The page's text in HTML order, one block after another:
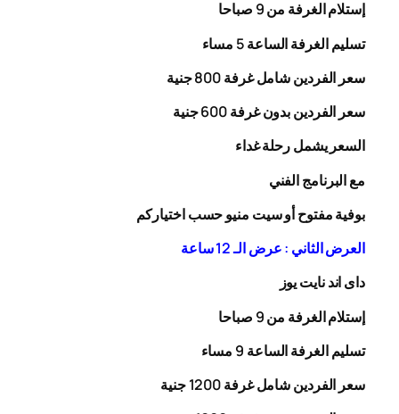
إستلام الغرفة من 9 صباحا
تسليم الغرفة الساعة 5 مساء
سعر الفردين شامل غرفة
800 جنية
سعر الفردين بدون غرفة
600 جنية
السعر يشمل رحلةغداء
مع البرنامج الفني
بوفية مفتوح أو سيت منيو حسب اختياركم
العرض الثاني : عرض الـ 12 ساعة
داى اند نايت يوز
إستلام الغرفة من 9 صباحا
تسليم الغرفة الساعة 9 مساء
سعر الفردين شامل غرفة
1200
جنية